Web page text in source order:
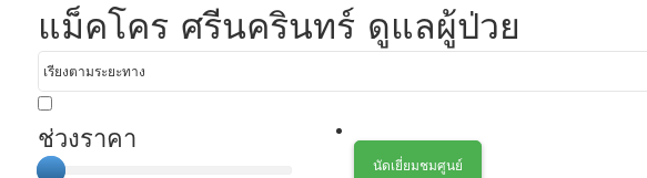
แม็คโคร ศรีนครินทร์ ดูแลผู้ป่วย
นัดเยี่ยมชมศูนย์
ช่วงราคา